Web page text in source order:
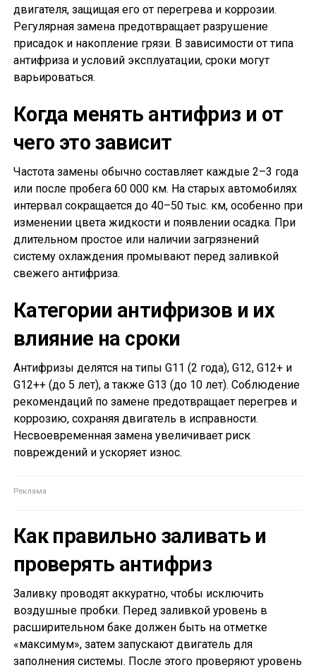
двигателя, защищая его от перегрева и коррозии.
Регулярная замена предотвращает разрушение
присадок и накопление грязи. В зависимости от типа
антифриза и условий эксплуатации, сроки могут
варьироваться.
Когда менять антифриз и от
чего это зависит
Частота замены обычно составляет каждые 2–3 года
или после пробега 60 000 км. На старых автомобилях
интервал сокращается до 40–50 тыс. км, особенно при
изменении цвета жидкости и появлении осадка. При
длительном простое или наличии загрязнений
систему охлаждения промывают перед заливкой
свежего антифриза.
Категории антифризов и их
влияние на сроки
Антифризы делятся на типы G11 (2 года), G12, G12+ и
G12++ (до 5 лет), а также G13 (до 10 лет). Соблюдение
рекомендаций по замене предотвращает перегрев и
коррозию, сохраняя двигатель в исправности.
Несвоевременная замена увеличивает риск
повреждений и ускоряет износ.
Как правильно заливать и
проверять антифриз
Заливку проводят аккуратно, чтобы исключить
воздушные пробки. Перед заливкой уровень в
расширительном баке должен быть на отметке
«максимум», затем запускают двигатель для
заполнения системы. После этого проверяют уровень